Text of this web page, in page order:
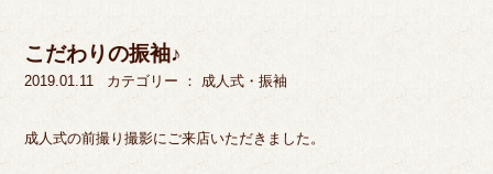
こだわりの振袖♪
2019.01.11 カテゴリー ： 成人式・振袖
成人式の前撮り撮影にご来店いただきました。